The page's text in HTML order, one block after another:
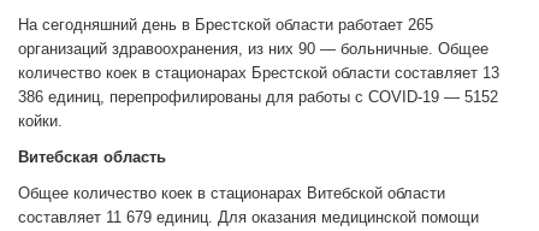
На сегодняшний день в Брестской области работает 265
организаций здравоохранения, из них 90 — больничные. Общее
количество коек в стационарах Брестской области составляет 13
386 единиц, перепрофилированы для работы с COVID-19 — 5152
койки.
Витебская область
Общее количество коек в стационарах Витебской области
составляет 11 679 единиц. Для оказания медицинской помощи